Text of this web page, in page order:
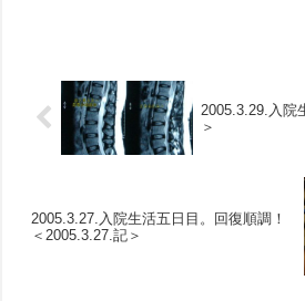
2005.3.29.入院
＞
2005.3.27.入院生活五日目。回復順調！
＜2005.3.27.記＞